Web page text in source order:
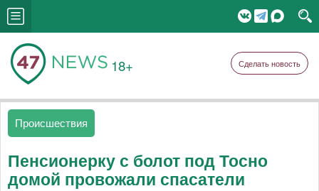
18+ Сделать новость
Происшествия
Пенсионерку с болот под Тосно
домой провожали спасатели